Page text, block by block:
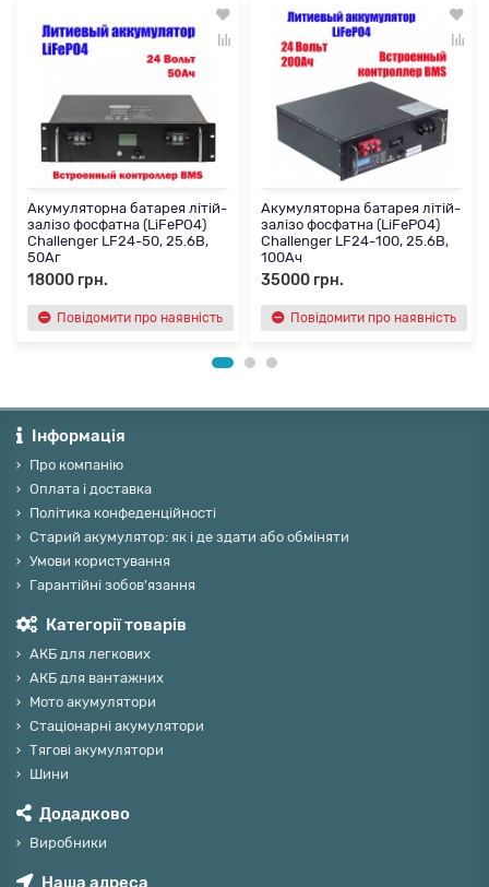
Акумуляторна батарея літій-
залізо фосфатна (LiFePO4)
Challenger LF24-50, 25.6В,
50Аг
18000 грн.
Повідомити про наявність
Акумуляторна батарея літій-
залізо фосфатна (LiFePO4)
Challenger LF24-100, 25.6В,
100Ач
35000 грн.
Повідомити про наявність
Інформація
Про компанію
Оплата і доставка
Політика конфеденційності
Старий акумулятор: як і де здати або обміняти
Умови користування
Гарантійні зобов'язання
Категорії товарів
АКБ для легкових
АКБ для вантажних
Мото акумулятори
Стаціонарні акумулятори
Тягові акумулятори
Шини
Додадково
Виробники
Наша адреса